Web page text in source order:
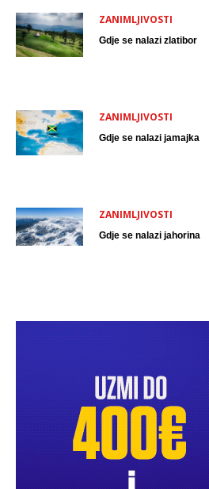
ZANIMLJIVOSTI
Gdje se nalazi zlatibor
ZANIMLJIVOSTI
Gdje se nalazi jamajka
ZANIMLJIVOSTI
Gdje se nalazi jahorina